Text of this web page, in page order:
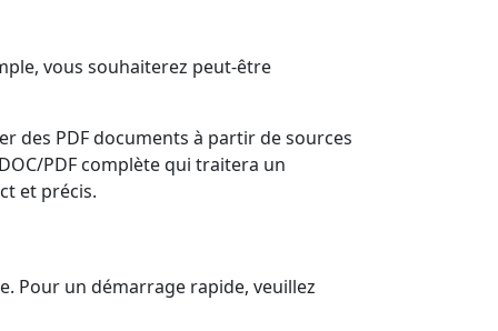
vous souhaiterez peut-être
des PDF documents à partir de sources
PDF complète qui traitera un
et précis.
Pour un démarrage rapide, veuillez